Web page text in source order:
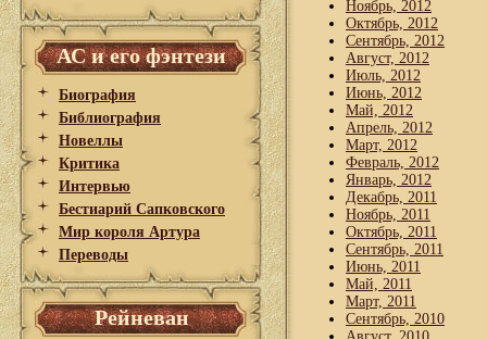
АС и его фэнтези
Биография
Библиография
Новеллы
Критика
Интервью
Бестиарий Сапковского
Мир короля Артура
Переводы
Рейневан
Ноябрь, 2012
Октябрь, 2012
Сентябрь, 2012
Август, 2012
Июль, 2012
Июнь, 2012
Май, 2012
Апрель, 2012
Март, 2012
Февраль, 2012
Январь, 2012
Декабрь, 2011
Ноябрь, 2011
Октябрь, 2011
Сентябрь, 2011
Июнь, 2011
Май, 2011
Март, 2011
Сентябрь, 2010